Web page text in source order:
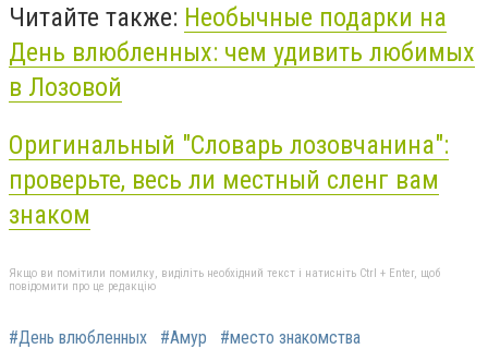
Читайте также: Необычные подарки на
День влюбленных: чем удивить любимых
в Лозовой
Оригинальный "Словарь лозовчанина":
проверьте, весь ли местный сленг вам
знаком
Якщо ви помітили помилку, виділіть необхідний текст і натисніть Ctrl + Enter, щоб
повідомити про це редакцію
#День влюбленных #Амур #место знакомства